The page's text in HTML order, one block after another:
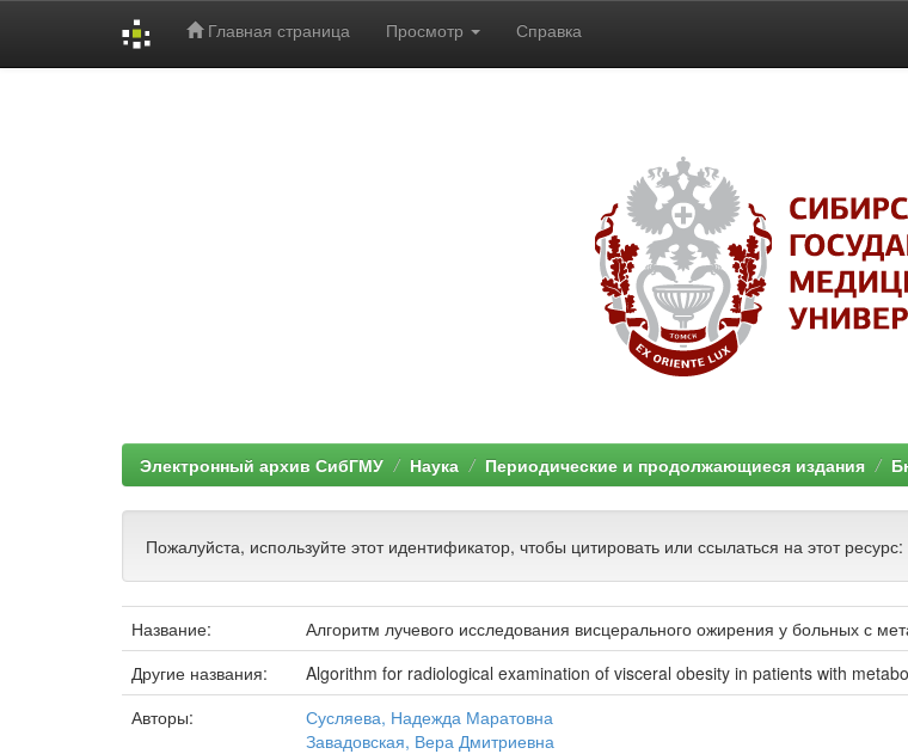
Главная страница Просмотр Справка
Электронный архив СибГМУ Наука Периодические и продолжающиеся издания
Пожалуйста, используйте этот идентификатор, чтобы цитировать или ссылаться на этот ресурс:
Название:
Алгоритм лучевого исследования висцерального ожирения у больных с
Другие названия:
Algorithm for radiological examination of visceral obesity in patients with
Авторы:
Сусляева, Надежда Маратовна
Завадовская, Вера Дмитриевна